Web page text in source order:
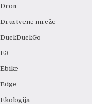
Dron
Drustvene mreže
DuckDuckGo
E3
Ebike
Edge
Ekologija